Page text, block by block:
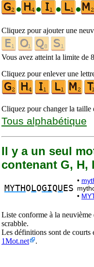
•
• • •
Cliquez pour ajouter une
Vous avez atteint la limite de
Cliquez pour enlever une
Cliquez pour changer la taille
Tous alphabétique
Il y a un seul
contenant G, H,
MYTH O LOGIQU ES
•
•
Liste conforme à la
scrabble.
Les définitions sont de courts
1Mot.net
.